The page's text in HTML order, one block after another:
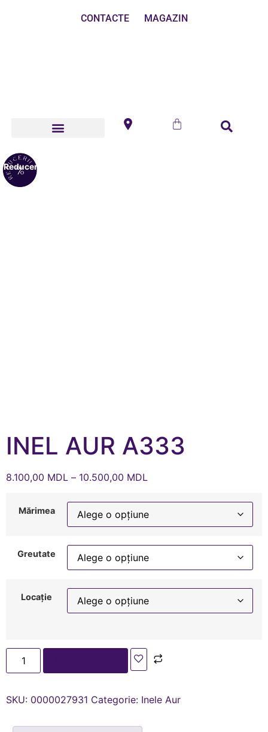
CONTACTE MAGAZIN
Reduceri!
INEL AUR A333
8.100,00 MDL – 10.500,00 MDL
Mărimea
Greutate
Locație
SKU: 0000027931 Categorie: Inele Aur